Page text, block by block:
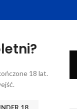
18 lat.